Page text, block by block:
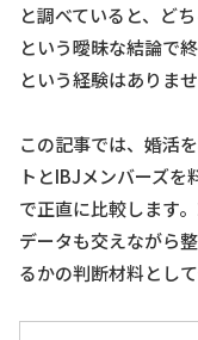
と調べていると、ど
という曖昧な結論で
という経験はありませ
この記事では、婚活
トとIBJメンバーズ
で正直に比較します
データも交えながら
るかの判断材料とし